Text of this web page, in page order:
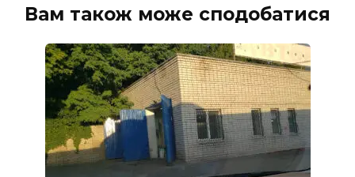
Вам також може сподобатися